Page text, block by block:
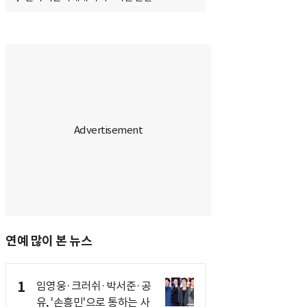
연예 많이 본 뉴스
1
임영웅·크러쉬·박서준·공
유, '손흥민'으로 통하는 사